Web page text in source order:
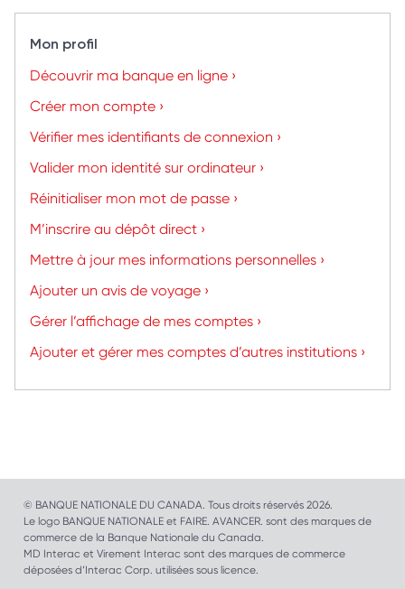
Mon profil
Découvrir ma banque en ligne ›
Créer mon compte ›
Vérifier mes identifiants de connexion ›
Valider mon identité sur ordinateur ›
Réinitialiser mon mot de passe ›
M’inscrire au dépôt direct ›
Mettre à jour mes informations personnelles ›
Ajouter un avis de voyage ›
Gérer l’affichage de mes comptes ›
Ajouter et gérer mes comptes d’autres institutions ›
© BANQUE NATIONALE DU CANADA. Tous droits réservés 2026.
Le logo BANQUE NATIONALE et FAIRE. AVANCER. sont des marques de
commerce de la Banque Nationale du Canada.
MD Interac et Virement Interac sont des marques de commerce
déposées d’Interac Corp. utilisées sous licence.